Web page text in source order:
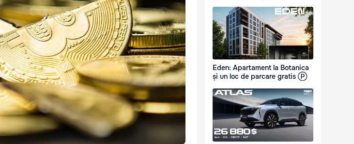
Eden: Apartament la Botanica
și un loc de parcare gratis Ⓟ